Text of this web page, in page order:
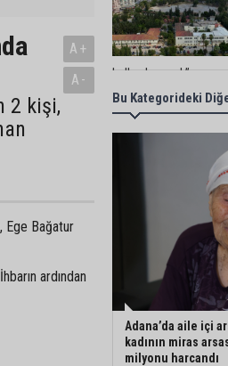
2 kişi,
A+
A-
Ege Bağatur
ardından
kullanılmamalı”
Bu Kategorideki
Adana’da aile içi
kadının miras
milyonu harcandı